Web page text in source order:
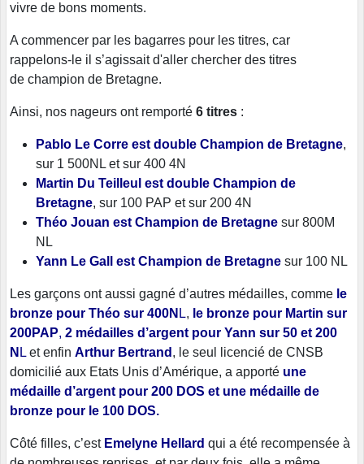
vivre de bons moments.
A commencer par les bagarres pour les titres, car
rappelons-le il s’agissait d'aller chercher des titres
de champion de Bretagne.
Ainsi, nos nageurs ont remporté 6 titres :
Pablo Le Corre est double Champion de Bretagne,
sur 1 500NL et sur 400 4N
Martin Du Teilleul est double Champion de
Bretagne, sur 100 PAP et sur 200 4N
Théo Jouan est Champion de Bretagne sur 800M
NL
Yann Le Gall est Champion de Bretagne sur 100 NL
Les garçons ont aussi gagné d’autres médailles, comme le
bronze pour Théo sur 400N L, le bronze pour Martin sur
200PAP, 2 médailles d’argent pour Yann sur 50 et 200
N L et enfin Arthur Bertrand , le seul licencié de CNSB
domicilié aux Etats Unis d’Amérique, a apporté une
médaille d’argent pour 200 DOS et une médaille de
bronze pour le 100 DOS.
Côté filles, c’est Emelyne Hellard qui a été recompensée à